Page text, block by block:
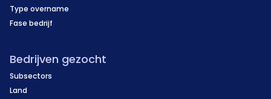
Type overname
Fase bedrijf
Bedrijven gezocht
Subsectors
Land